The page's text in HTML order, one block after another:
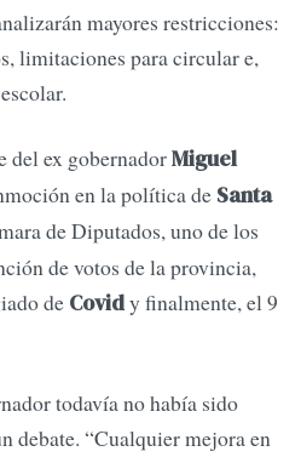
mayores restricciones:
limitaciones para circular e,
del ex gobernadorMiguel
en la política de Santa
de Diputados, uno de los
de votos de la provincia,
de Covidy finalmente, el 9
todavía no había sido
debate. “Cualquier mejora en